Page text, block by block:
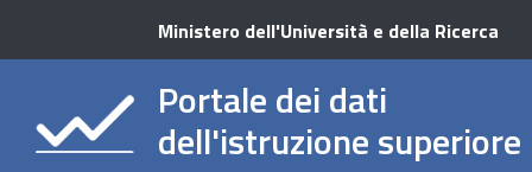
Ministero dell'Università e della Ricerca
Portale dei dati
dell'istruzione superiore